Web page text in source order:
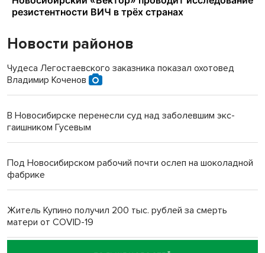
Новости районов
Чудеса Легостаевского заказника показал охотовед
Владимир Коченов
В Новосибирске перенесли суд над заболевшим экс-
гаишником Гусевым
Под Новосибирском рабочий почти ослеп на шоколадной
фабрике
Житель Купино получил 200 тыс. рублей за смерть
матери от COVID-19